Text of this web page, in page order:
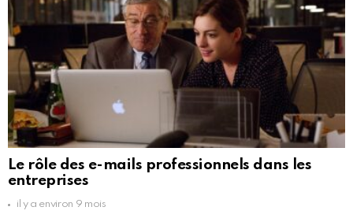
Le rôle des e-mails professionnels dans les
entreprises
il y a environ 9 mois